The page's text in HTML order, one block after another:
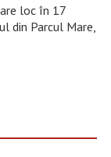
loc în 17
din Parcul Mare,